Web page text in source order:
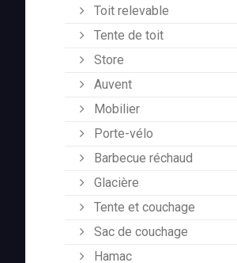
Toit relevable
Tente de toit
Store
Auvent
Mobilier
Porte-vélo
Barbecue réchaud
Glacière
Tente et couchage
Sac de couchage
Hamac